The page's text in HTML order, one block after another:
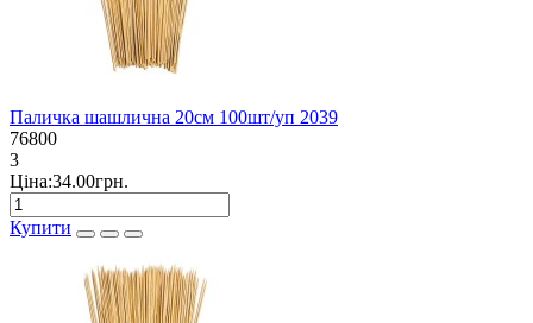
Паличка шашлична 20см 100шт/уп 2039
76800
3
Ціна:34.00грн.
Купити